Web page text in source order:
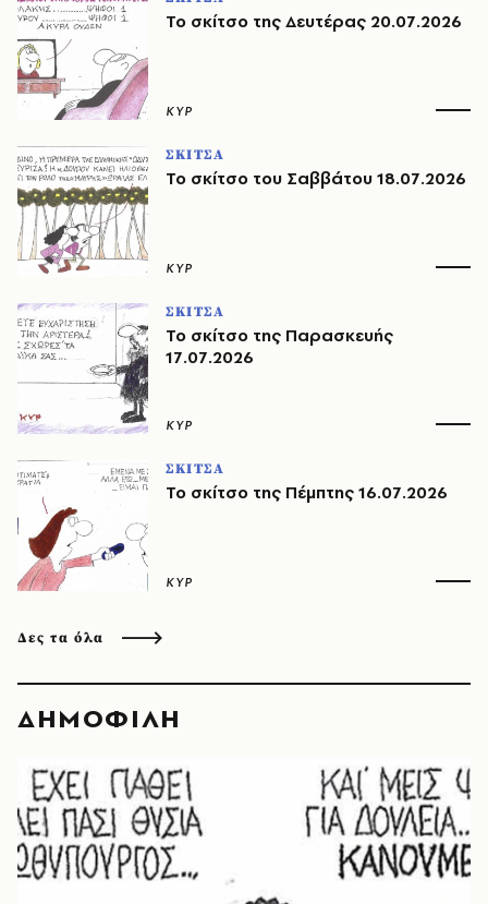
Το σκίτσο της Δευτέρας 20.07.2026
ΚΥΡ
ΣΚΙΤΣΑ
Το σκίτσο του Σαββάτου 18.07.2026
ΚΥΡ
ΣΚΙΤΣΑ
Το σκίτσο της Παρασκευής
17.07.2026
ΚΥΡ
ΣΚΙΤΣΑ
Το σκίτσο της Πέμπτης 16.07.2026
ΚΥΡ
Δες τα όλα
ΔΗΜΟΦΙΛΗ